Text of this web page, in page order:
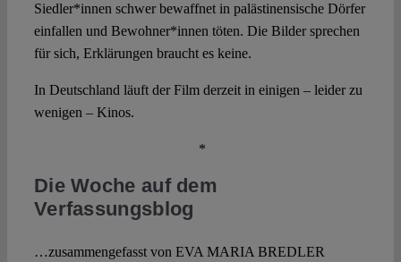
Siedler*innen schwer bewaffnet in palästinensische Dörfer
einfallen und Bewohner*innen töten. Die Bilder sprechen
für sich, Erklärungen braucht es keine.
In Deutschland läuft der Film derzeit in einigen – leider zu
wenigen – Kinos.
*
Die Woche auf dem
Verfassungsblog
…zusammengefasst von EVA MARIA BREDLER